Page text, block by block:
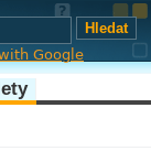
Google